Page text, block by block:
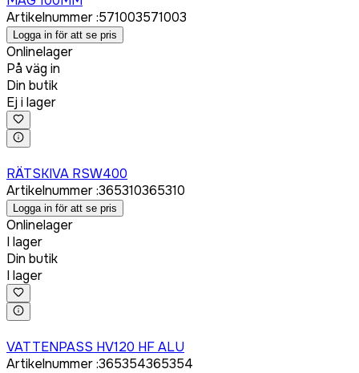
Artikelnummer:571003571003
Logga in för att se pris
Onlinelager
På väg in
Din butik
Ej i lager
RÄTSKIVA RSW400
Artikelnummer:365310365310
Logga in för att se pris
Onlinelager
I lager
Din butik
I lager
VATTENPASS HV120 HF ALU
Artikelnummer:365354365354